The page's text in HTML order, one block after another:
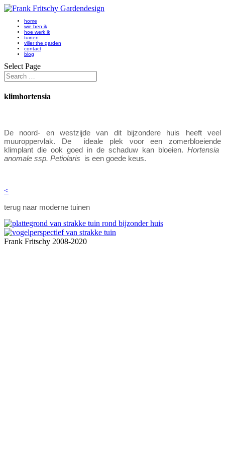
home
wie ben ik
hoe werk ik
tuinen
viller the garden
contact
blog
Select Page
klimhortensia
De noord- en westzijde van dit bijzondere huis heeft veel
muuroppervlak. De ideale plek voor een zomerbloeiende
klimplant die ook goed in de schaduw kan bloeien. Hortensia
anomale ssp. Petiolaris is een goede keus.
<
terug naar moderne tuinen
Frank Fritschy 2008-2020